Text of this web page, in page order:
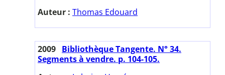
Auteur : Thomas Edouard
2009 Bibliothèque Tangente. N° 34.
Segments à vendre. p. 104-105.